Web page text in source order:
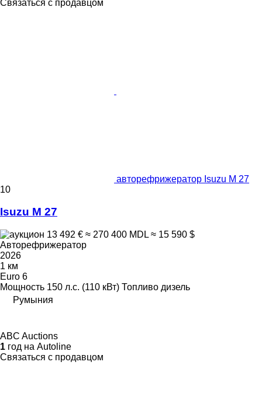
Связаться с продавцом
авторефрижератор Isuzu M 27
10
Isuzu M 27
13 492 € ≈ 270 400 MDL ≈ 15 590 $
Авторефрижератор
2026
1 км
Euro 6
Мощность 150 л.с. (110 кВт) Топливо дизель
Румыния
ABC Auctions
1 год на Autoline
Связаться с продавцом